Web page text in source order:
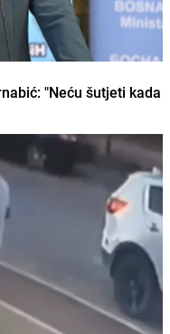
"Neću šutjeti kada